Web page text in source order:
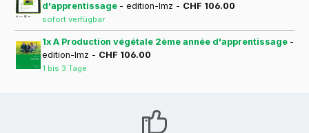
d'apprentissage - edition-lmz - CHF 106.00
sofort verfügbar
1x A Production végétale 2ème année d'apprentissage -
edition-lmz - CHF 106.00
1 bis 3 Tage